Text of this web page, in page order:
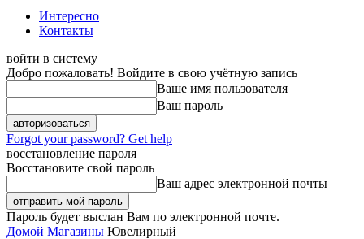
Интересно
Контакты
войти в систему
Добро пожаловать! Войдите в свою учётную запись
Ваше имя пользователя
Ваш пароль
Forgot your password? Get help
восстановление пароля
Восстановите свой пароль
Ваш адрес электронной почты
Пароль будет выслан Вам по электронной почте.
Домой Магазины Ювелирный